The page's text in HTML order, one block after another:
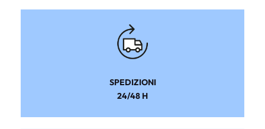
SPEDIZIONI
24/48 H